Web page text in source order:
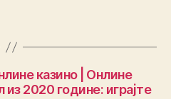
казино | Онлине
2020 године: играјте